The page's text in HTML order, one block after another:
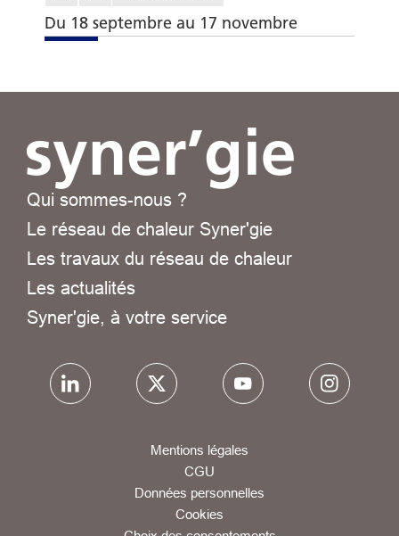
Du 18 septembre au 17 novembre
Qui sommes-nous ?
Le réseau de chaleur Syner'gie
Les travaux du réseau de chaleur
Les actualités
Syner'gie, à votre service
Mentions légales
CGU
Données personnelles
Cookies